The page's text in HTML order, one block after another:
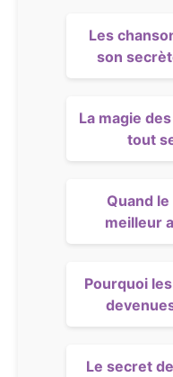
Les
son
La magie
tout
Quand
meilleur
Pourquoi
Le secret